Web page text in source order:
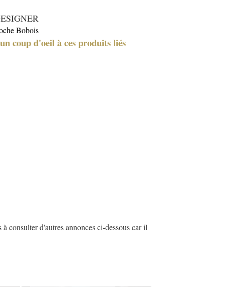
Bobois
consulter d'autres annonces ci-dessous car il
coup d'oeil à ces produits liés